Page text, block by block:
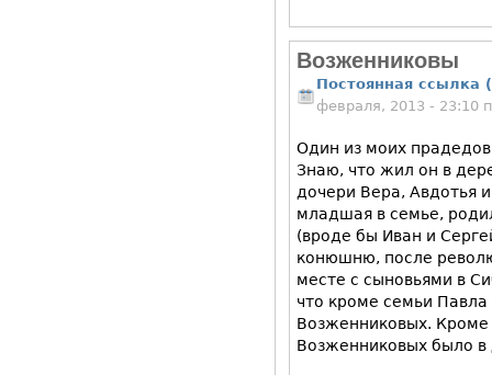
Возженниковы
Постоянная ссылка
февраля, 2013 - 23:10
Один из моих
Знаю, что жил он в
дочери Вера, Авдотья
младшая в семье,
(вроде бы Иван и
конюшню, после
месте с сыновьями в
что кроме семьи
Возженниковых. Кроме
Возженниковых было